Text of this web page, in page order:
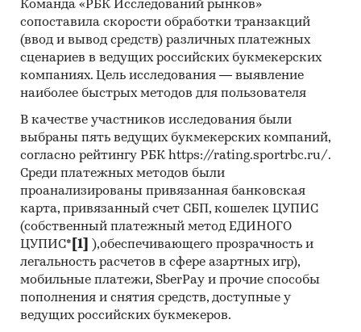
`БАЛТСТОУН`, ООО `ФОРТ-ТЕЛЕКОМ`, ООО
`НЕВА-ИМП`, ООО `СТРОЙТОРГ`, ООО `АЛЬТЕГО`
Выдержки из исследования:
- На российском рынке громкоговорителей
сформировалась импортоориентированная
модель, большая часть рынка составляет
продукция зарубежных производителей.
- В структуре рынка громкоговорителей в 2020
г. объем импортных поставок превышал
внутреннее производство в 5343,9 раз, а сальдо
торгового баланса было отрицательное и
составляло 29,4 млн.шт.
- Больше всего на производстве продукции
заработали такие игроки, как АО `РРЗ -
РУСАУДИО`, ЗАО `ТД `ТРИ НИТИ`, ЗАО `НОЭМА`.
- Лучшие производственные показатели
Команда «РБК Исследований рынков»
сопоставила скорости обработки транзакций
(ввод и вывод средств) различных платежных
сценариев в ведущих российских букмекерских
компаниях. Цель исследования — выявление
наиболее быстрых методов для пользователя
В качестве участников исследования были
выбраны пять ведущих букмекерских компаний,
согласно рейтингу РБК https://rating.sportrbc.ru/.
Среди платежных методов были
проанализированы привязанная банковская
карта, привязанный счет СБП, кошелек ЦУПИС
(собственный платежный метод ЕДИНОГО
ЦУПИС* [1]
),обеспечивающего прозрачность и
легальность расчетов в сфере азартных игр),
мобильные платежи, SberPay и прочие способы
пополнения и снятия средств, доступные у
ведущих российских букмекеров.